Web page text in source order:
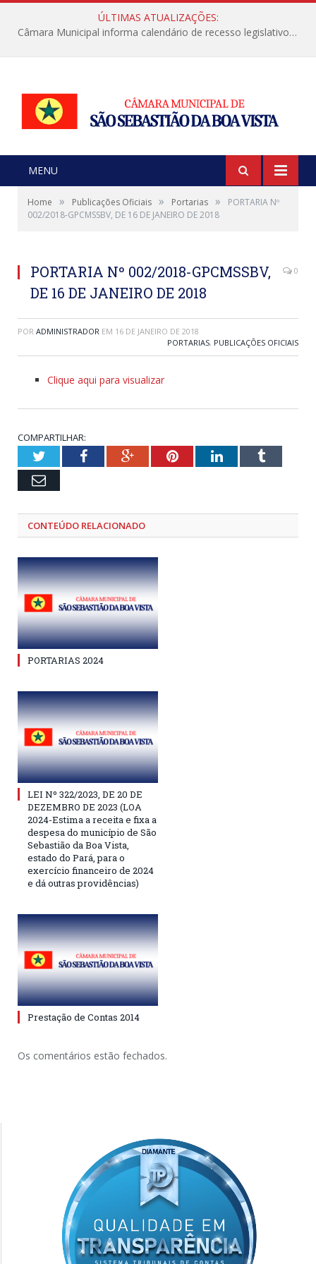
ÚLTIMAS ATUALIZAÇÕES:
Câmara Municipal informa calendário de recesso legislativo de julho
MENU
Home » Publicações Oficiais » Portarias »
PORTARIA Nº
002/2018-GPCMSSBV, DE 16 DE JANEIRO DE 2018
PORTARIA Nº 002/2018-GPCMSSBV,
DE 16 DE JANEIRO DE 2018
0
POR ADMINISTRADOR EM 16 DE JANEIRO DE 2018
PORTARIAS, PUBLICAÇÕES OFICIAIS
Clique aqui para visualizar
COMPARTILHAR:
TwitterFacebookGoogle+PinterestLinkedInTumblr
Email
CONTEÚDO RELACIONADO
PORTARIAS 2024
LEI Nº 322/2023, DE 20 DE
DEZEMBRO DE 2023 (LOA
2024-Estima a receita e fixa a
despesa do município de São
Sebastião da Boa Vista,
estado do Pará, para o
exercício financeiro de 2024
e dá outras providências)
Prestação de Contas 2014
Os comentários estão fechados.